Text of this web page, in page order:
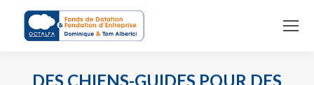
DES CHIENS-GUIDES POUR DES